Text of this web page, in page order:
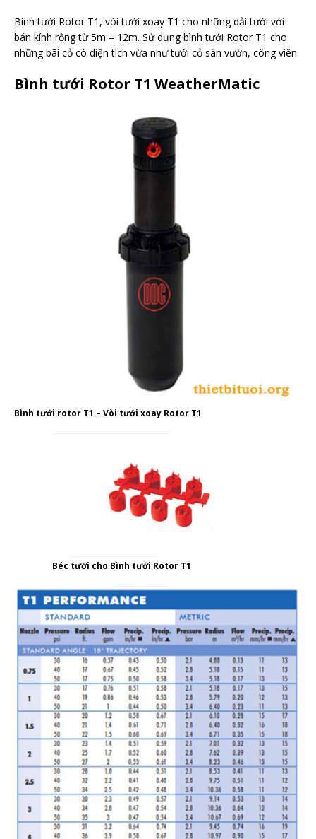
Bình tưới Rotor T1, vòi tưới xoay T1 cho những dải tưới với
bán kính rộng từ 5m – 12m. Sử dụng bình tưới Rotor T1 cho
những bãi cỏ có diện tích vừa như tưới cỏ sân vườn, công viên.
Bình tưới Rotor T1 WeatherMatic
Bình tưới rotor T1 – Vòi tưới xoay Rotor T1
Béc tưới cho Bình tưới Rotor T1